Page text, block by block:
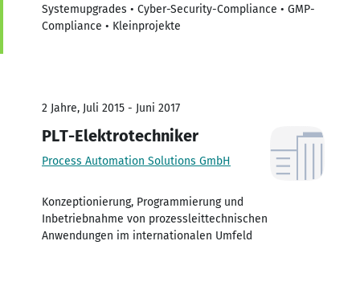
Systemupgrades • Cyber-Security-Compliance • GMP-
Compliance • Kleinprojekte
2 Jahre, Juli 2015 - Juni 2017
PLT-Elektrotechniker
Process Automation Solutions GmbH
Konzeptionierung, Programmierung und
Inbetriebnahme von prozessleittechnischen
Anwendungen im internationalen Umfeld